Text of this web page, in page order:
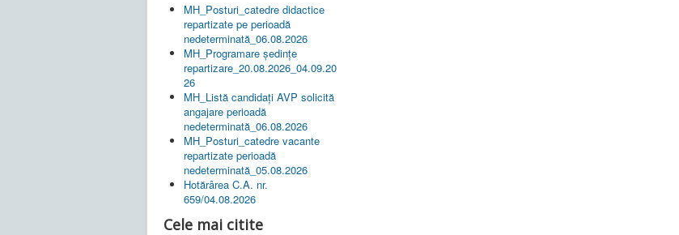
MH_Posturi_catedre didactice
repartizate pe perioadă
nedeterminată_06.08.2026
MH_Programare ședințe
repartizare_20.08.2026_04.09.20
26
MH_Listă candidați AVP solicită
angajare perioadă
nedeterminată_06.08.2026
MH_Posturi_catedre vacante
repartizate perioadă
nedeterminată_05.08.2026
Hotărârea C.A. nr.
659/04.08.2026
Cele mai citite